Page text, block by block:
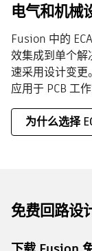
电气和机械
Fusion 中的
效集成到单个
速采用设计变
应用于 PCB 工作
为什么选择
免费回路设